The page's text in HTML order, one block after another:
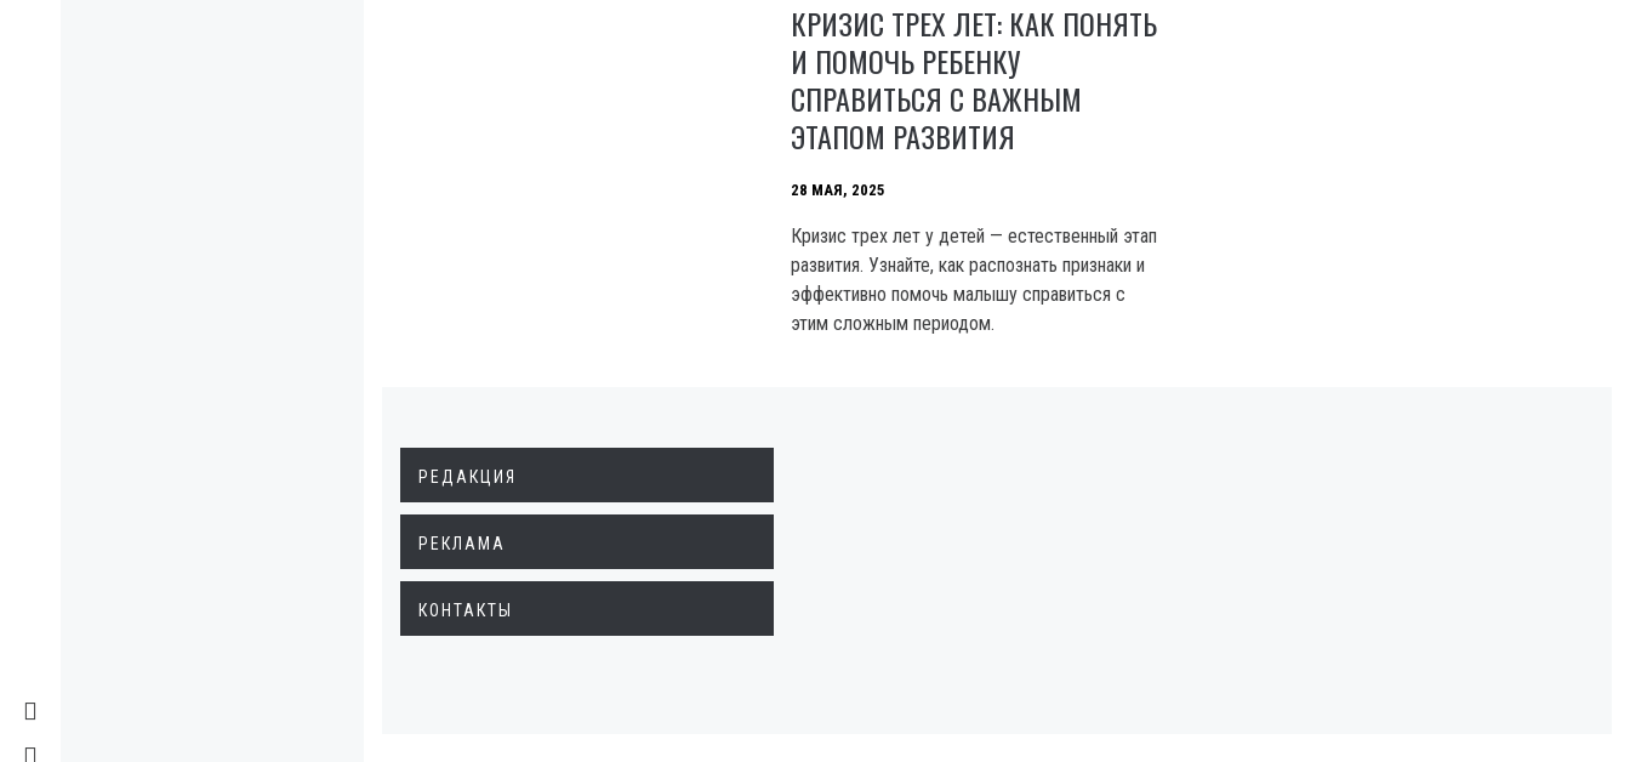
КРИЗИС ТРЕХ ЛЕТ: КАК ПОНЯТЬ
И ПОМОЧЬ РЕБЕНКУ
СПРАВИТЬСЯ С ВАЖНЫМ
ЭТАПОМ РАЗВИТИЯ
28 МАЯ, 2025
Кризис трех лет у детей — естественный этап
развития. Узнайте, как распознать признаки и
эффективно помочь малышу справиться с
этим сложным периодом.
РЕДАКЦИЯ
РЕКЛАМА
КОНТАКТЫ